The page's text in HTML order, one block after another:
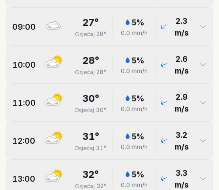
09:00 27°
Osjećaj 28°
5%
0.0 mm/h
2.3
m/s
10:00 28°
Osjećaj 28°
5%
0.0 mm/h
2.6
m/s
11:00 30°
Osjećaj 30°
5%
0.0 mm/h
2.9
m/s
12:00 31°
Osjećaj 31°
5%
0.0 mm/h
3.2
m/s
13:00 32°
Osjećaj 32°
5%
0.0 mm/h
3.3
m/s